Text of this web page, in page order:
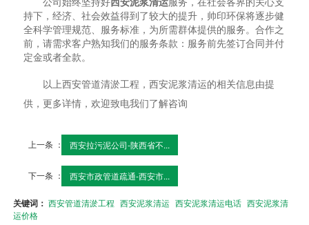
公司始终坚持好西安泥浆清运服务，在社会各界的关心支
持下，经济、社会效益得到了较大的提升，帅印环保将逐步健
全科学管理规范、服务标准，为所需群体提供的服务。合作之
前，请需求客户熟知我们的服务条款：服务前先签订合同并付
定金或者全款。
以上西安管道清淤工程，西安泥浆清运的相关信息由提
供，更多详情，欢迎致电我们了解咨询
上一条 ： 西安拉污泥公司-陕西省不...
下一条 ： 西安市政管道疏通-西安市...
关键词：西安管道清淤工程 西安泥浆清运 西安泥浆清运电话 西安泥浆清
运价格